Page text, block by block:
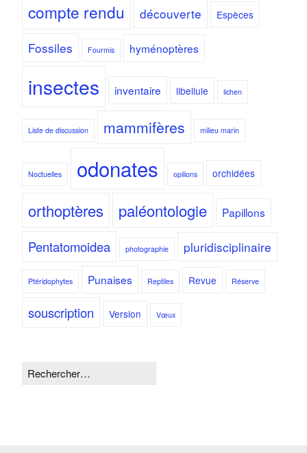
compte rendu découverte Espèces
Fossiles Fourmis hyménoptères
insectes inventaire libellule lichen
Liste de discussion mammifères milieu marin
Noctuelles odonates opilions orchidées
orthoptères paléontologie Papillons
Pentatomoidea photographie pluridisciplinaire
Ptéridophytes Punaises Reptiles Revue Réserve
souscription Version Vœux